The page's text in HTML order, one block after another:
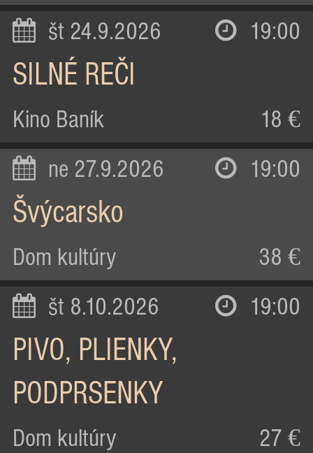
št 24.9.2026 19:00
SILNÉ REČI
Kino Baník 18 €
ne 27.9.2026 19:00
Švýcarsko
Dom kultúry 38 €
št 8.10.2026 19:00
PIVO, PLIENKY,
PODPRSENKY
Dom kultúry 27 €